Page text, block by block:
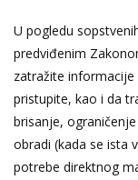
U pogledu
predviđenim
zatražite
pristupite, kao i da
brisanje,
obradi (kada se ista
potrebe direktnog